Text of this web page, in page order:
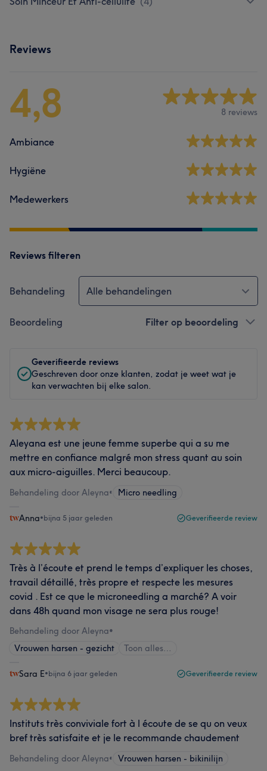
Reviews
4,8 8 reviews
Ambiance
Hygiëne
Medewerkers
Reviews filteren
Behandeling Alle behandelingen
Beoordeling Filter op beoordeling
Geverifieerde reviews
Geschreven door onze klanten, zodat je weet wat je
kan verwachten bij elke salon.
Aleyana est une jeune femme superbe qui a su me
mettre en confiance malgré mon stress quant au soin
aux micro-aiguilles. Merci beaucoup.
Behandeling door Aleyna• Micro needling
Anna•bijna 5 jaar geleden Geverifieerde review
Très à l’écoute et prend le temps d’expliquer les choses,
travail détaillé, très propre et respecte les mesures
covid . Est ce que le microneedling a marché? A voir
dans 48h quand mon visage ne sera plus rouge!
Behandeling door Aleyna•
Vrouwen harsen - gezicht
Toon alles…
Sara E•bijna 6 jaar geleden Geverifieerde review
Instituts très conviviale fort à l écoute de se qu on veux
bref très satisfaite et je le recommande chaudement
Behandeling door Aleyna• Vrouwen harsen - bikinilijn